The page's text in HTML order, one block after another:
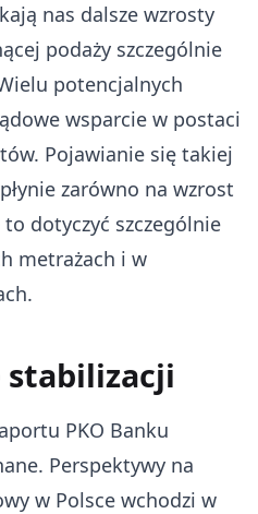
nas dalsze wzrosty
podaży szczególnie
potencjalnych
wsparcie w postaci
Pojawianie się takiej
zarówno na wzrost
dotyczyć szczególnie
metrażach i w
stabilizacji
PKO Banku
Perspektywy na
w Polsce wchodzi w